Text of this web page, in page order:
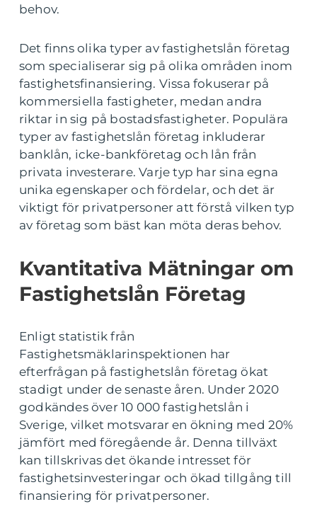
behov.
Det finns olika typer av fastighetslån företag
som specialiserar sig på olika områden inom
fastighetsfinansiering. Vissa fokuserar på
kommersiella fastigheter, medan andra
riktar in sig på bostadsfastigheter. Populära
typer av fastighetslån företag inkluderar
banklån, icke-bankföretag och lån från
privata investerare. Varje typ har sina egna
unika egenskaper och fördelar, och det är
viktigt för privatpersoner att förstå vilken typ
av företag som bäst kan möta deras behov.
Kvantitativa Mätningar om
Fastighetslån Företag
Enligt statistik från
Fastighetsmäklarinspektionen har
efterfrågan på fastighetslån företag ökat
stadigt under de senaste åren. Under 2020
godkändes över 10 000 fastighetslån i
Sverige, vilket motsvarar en ökning med 20%
jämfört med föregående år. Denna tillväxt
kan tillskrivas det ökande intresset för
fastighetsinvesteringar och ökad tillgång till
finansiering för privatpersoner.